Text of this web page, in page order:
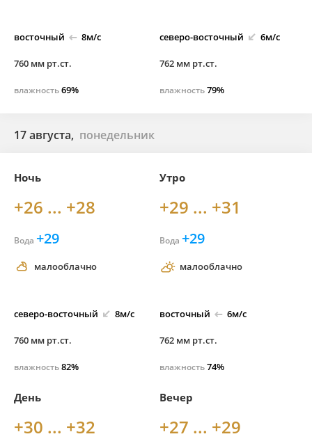
восточный 8м/с
760 мм рт.ст.
влажность69%
северо-восточный 6м/с
762 мм рт.ст.
влажность79%
17 августа, понедельник
Ночь
+26 ... +28
Вода +29
малооблачно
северо-восточный 8м/с
760 мм рт.ст.
влажность82%
Утро
+29 ... +31
Вода +29
малооблачно
восточный 6м/с
762 мм рт.ст.
влажность74%
День
+30 ... +32
Вечер
+27 ... +29